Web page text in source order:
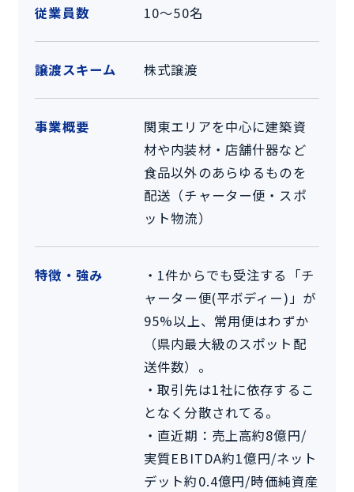
従業員数 10～50名
譲渡スキーム 株式譲渡
事業概要
関東エリアを中心に建築資
材や内装材・店舗什器など
食品以外のあらゆるものを
配送（チャーター便・スポ
ット物流）
特徴・強み
・1件からでも受注する「チ
ャーター便(平ボディー)」が
95%以上、常用便はわずか
（県内最大級のスポット配
送件数）。
・取引先は1社に依存するこ
となく分散されてる。
・直近期：売上高約8億円/
実質EBITDA約1億円/ネット
デット約0.4億円/時価純資産